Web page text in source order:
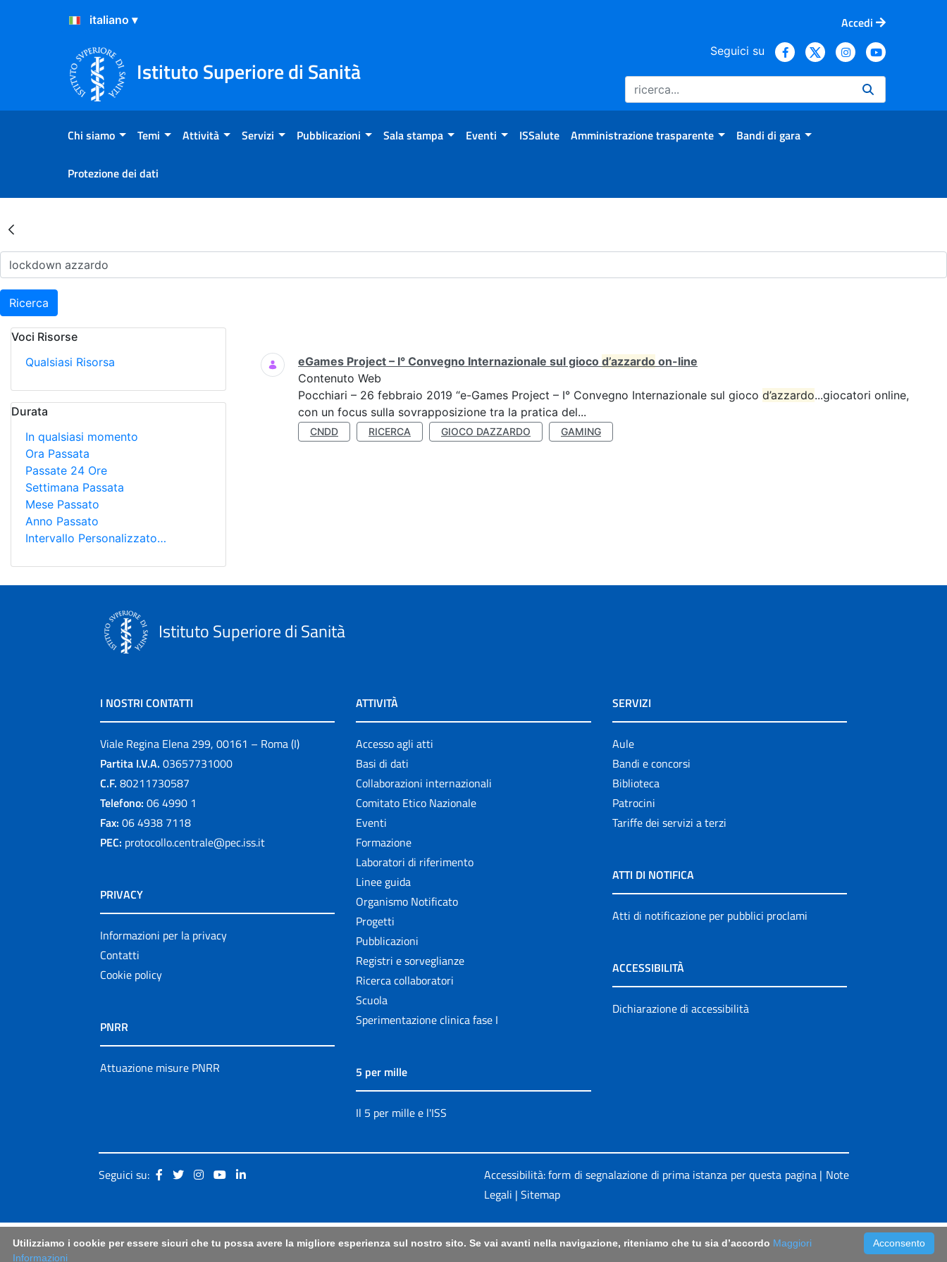
Salta al Contenuto
Salta al Footer
Accedi
Istituto Superiore di Sanità
Seguici su
Chi siamo Temi Attività Servizi Pubblicazioni Sala stampa Eventi ISSalute Amministrazione trasparente Bandi di gara
Protezione dei dati
Risultati della Ricerca - Archivio
Ricerca
Voci Risorse
Qualsiasi Risorsa
Durata
In qualsiasi momento
Ora Passata
Passate 24 Ore
Settimana Passata
Mese Passato
Anno Passato
Intervallo Personalizzato…
Ricerca
eGames Project – I° Convegno Internazionale sul gioco d’azzardo on-line
Contenuto Web
Pocchiari – 26 febbraio 2019 “e-Games Project – I° Convegno Internazionale sul gioco d’azzardo...giocatori online,
con un focus sulla sovrapposizione tra la pratica del...
CNDD RICERCA GIOCO DAZZARDO GAMING
Istituto Superiore di Sanità
I NOSTRI CONTATTI
Viale Regina Elena 299, 00161 – Roma (I)
Partita I.V.A. 03657731000
C.F. 80211730587
Telefono: 06 4990 1
Fax: 06 4938 7118
PEC: protocollo.centrale@pec.iss.it
PRIVACY
Informazioni per la privacy
Contatti
Cookie policy
PNRR
Attuazione misure PNRR
ATTIVITÀ
Accesso agli atti
Basi di dati
Collaborazioni internazionali
Comitato Etico Nazionale
Eventi
Formazione
Laboratori di riferimento
Linee guida
Organismo Notificato
Progetti
Pubblicazioni
Registri e sorveglianze
Ricerca collaboratori
Scuola
Sperimentazione clinica fase I
5 per mille
Il 5 per mille e l'ISS
SERVIZI
Aule
Bandi e concorsi
Biblioteca
Patrocini
Tariffe dei servizi a terzi
ATTI DI NOTIFICA
Atti di notificazione per pubblici proclami
ACCESSIBILITÀ
Dichiarazione di accessibilità
Seguici su: Accessibilità: form di segnalazione di prima istanza per questa pagina| Note
Legali | Sitemap
Acconsento
Utilizziamo i cookie per essere sicuri che tu possa avere la migliore esperienza sul nostro sito. Se vai avanti nella navigazione, riteniamo che tu sia d’accordo Maggiori
Informazioni